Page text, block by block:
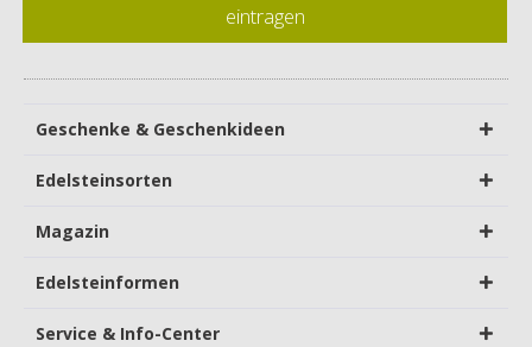
eintragen
Geschenke & Geschenkideen
Edelsteinsorten
Magazin
Edelsteinformen
Service & Info-Center